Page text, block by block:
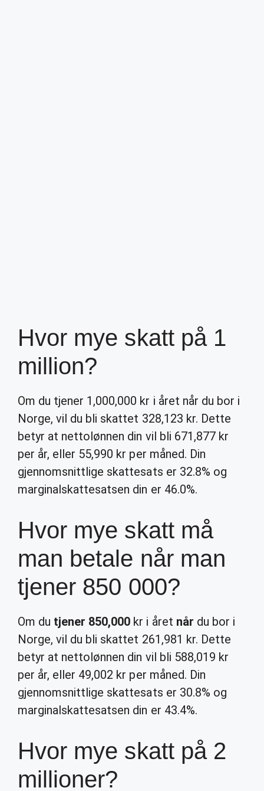
Hvor mye skatt på 1
million?
Om du tjener 1,000,000 kr i året når du bor i
Norge, vil du bli skattet 328,123 kr. Dette
betyr at nettolønnen din vil bli 671,877 kr
per år, eller 55,990 kr per måned. Din
gjennomsnittlige skattesats er 32.8% og
marginalskattesatsen din er 46.0%.
Hvor mye skatt må
man betale når man
tjener 850 000?
Om du tjener 850,000 kr i året når du bor i
Norge, vil du bli skattet 261,981 kr. Dette
betyr at nettolønnen din vil bli 588,019 kr
per år, eller 49,002 kr per måned. Din
gjennomsnittlige skattesats er 30.8% og
marginalskattesatsen din er 43.4%.
Hvor mye skatt på 2
millioner?